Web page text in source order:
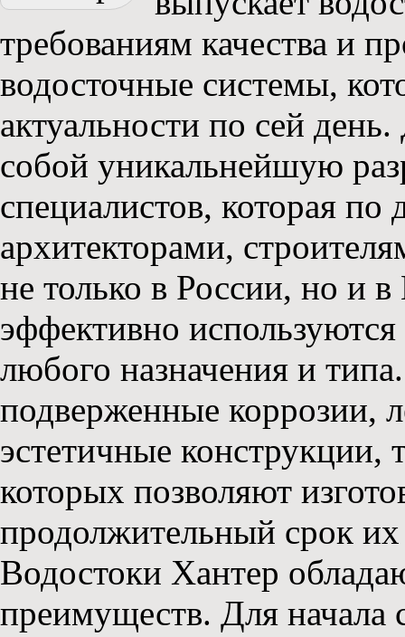
требованиям качества и
водосточные системы,
актуальности по сей
собой уникальнейшую
специалистов, которая по
архитекторами,
не только в России, но и
эффективно
любого назначения и
подверженные коррозии,
эстетичные конструкции,
которых позволяют
продолжительный срок их
Водостоки Хантер
преимуществ. Для начала